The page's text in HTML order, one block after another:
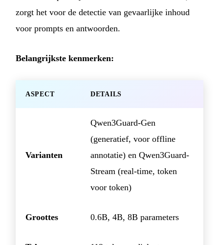
zorgt het voor de detectie van gevaarlijke inhoud
voor prompts en antwoorden.
Belangrijkste kenmerken:
ASPECT DETAILS
Varianten
Qwen3Guard-Gen
(generatief, voor offline
annotatie) en Qwen3Guard-
Stream (real-time, token
voor token)
Groottes 0.6B, 4B, 8B parameters